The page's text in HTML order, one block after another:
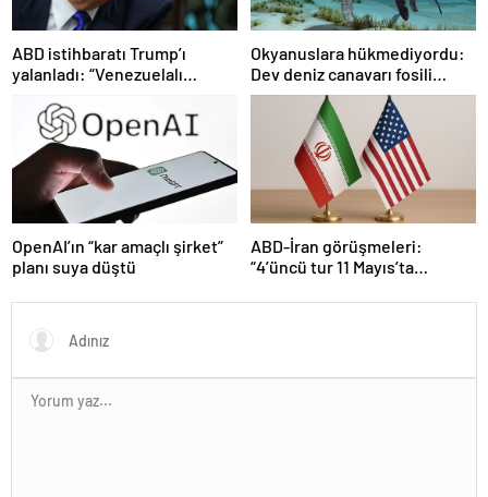
ABD istihbaratı Trump’ı
yalanladı: “Venezuelalı
Okyanuslara hükmediyordu:
Dev deniz canavarı fosili
bulundu
OpenAI’ın “kar amaçlı şirket”
planı suya düştü
ABD-İran görüşmeleri:
“4’üncü tur 11 Mayıs’ta